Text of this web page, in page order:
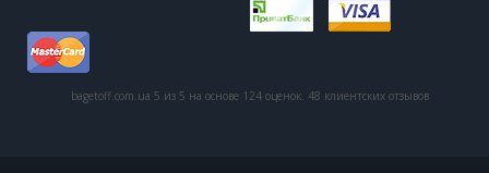
bagetoff.com.ua 5 из 5 на основе 124 оценок. 48 клиентских отзывов